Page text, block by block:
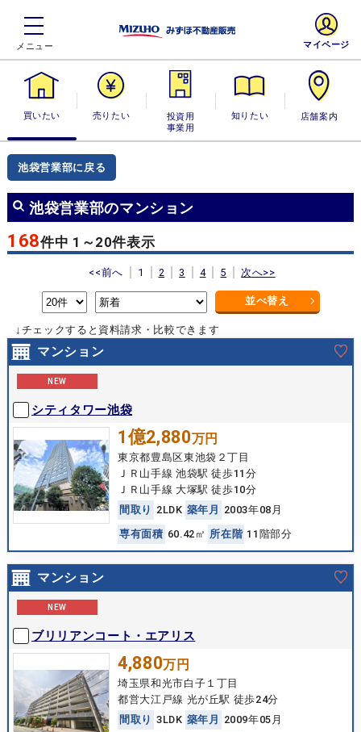
買いたい 売りたい
投資用・事業
用
知りたい 店舗案内
マイページ
池袋営業部に戻る
池袋営業部のマンション
168件中 1～20件表示
<<前へ 1 2 3 4 5 次へ>>
並べ替え
↓チェックすると資料請求・比較できます
マンション
NEW
シティタワー池袋
1億2,880万円
東京都豊島区東池袋２丁目
ＪＲ山手線 池袋駅 徒歩11分
ＪＲ山手線 大塚駅 徒歩10分
間 取 り 2LDK 築年 月
2003年08月
専有面積 60.42㎡ 所在 階 11階部分
マンション
NEW
ブリリアンコート・エアリス
4,880万円
埼玉県和光市白子１丁目
都営大江戸線 光が丘駅 徒歩24分
間 取 り 3LDK 築年 月
2009年05月